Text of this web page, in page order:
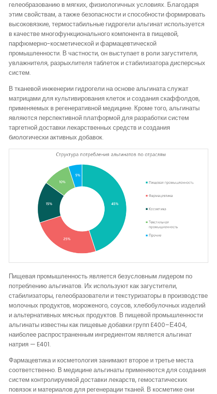
гелеобразованию в мягких, физиологичных условиях. Благодаря
этим свойствам, а также безопасности и способности формировать
высоковязкие, термостабильные гидрогели альгинат используется
в качестве многофункционального компонента в пищевой,
парфюмерно-косметической и фармацевтической
промышленности. В частности, он выступает в роли загустителя,
увлажнителя, разрыхлителя таблеток и стабилизатора дисперсных
систем.
В тканевой инженерии гидрогели на основе альгината служат
матрицами для культивирования клеток и создания скаффолдов,
применяемых в регенеративной медицине. Кроме того, альгинаты
являются перспективной платформой для разработки систем
таргетной доставки лекарственных средств и создания
биологически активных добавок.
Пищевая промышленность является безусловным лидером по
потреблению альгинатов. Их используют как загустители,
стабилизаторы, гелеобразователи и текстуризаторы в производстве
молочных продуктов, мороженого, соусов, хлебобулочных изделий
и альтернативных мясных продуктов. В пищевой промышленности
альгинаты известны как пищевые добавки групп E400–Е404,
наиболее распространенным ингредиентом является альгинат
натрия — E401.
Фармацевтика и косметология занимают второе и третье места
соответственно. В медицине альгинаты применяются для создания
систем контролируемой доставки лекарств, гемостатических
повязок и материалов для регенерации тканей. В косметике они